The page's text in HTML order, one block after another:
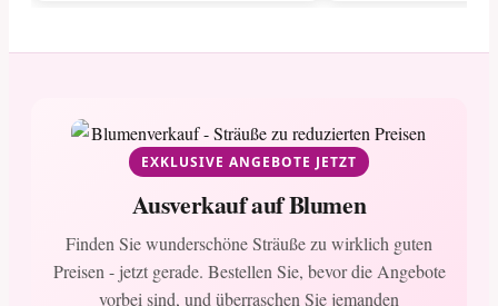
EXKLUSIVE ANGEBOTE JETZT
Ausverkauf auf Blumen
Finden Sie wunderschöne Sträuße zu wirklich guten
Preisen - jetzt gerade. Bestellen Sie, bevor die Angebote
vorbei sind, und überraschen Sie jemanden